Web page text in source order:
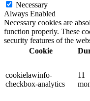
Necessary
Always Enabled
Necessary cookies are
function properly. These
security features of the
Cookie
cookielawinfo-
checkbox-analytics
11